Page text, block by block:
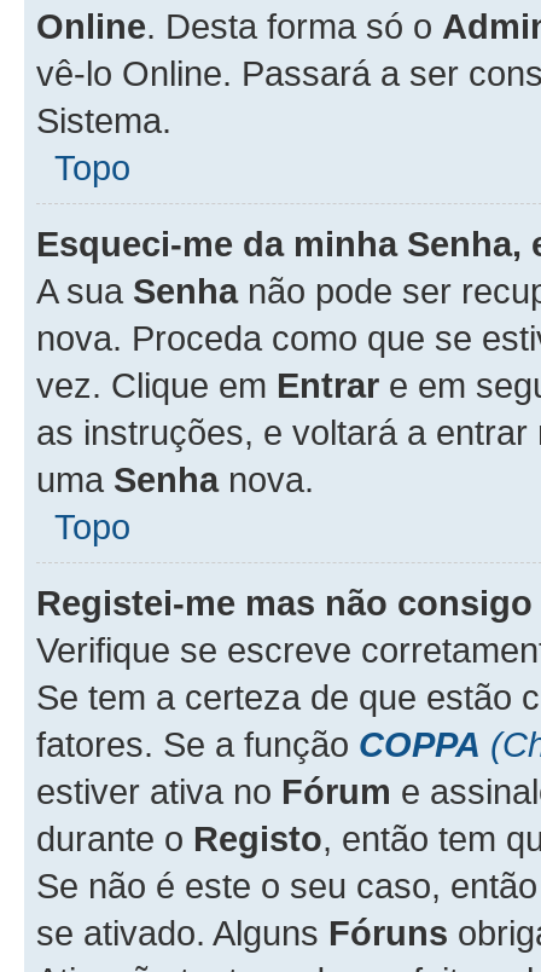
Online. Desta forma só o
vê-lo Online. Passará a ser
Sistema.
Topo
Esqueci-me da minha Senha,
A sua Senhanão pode ser
nova. Proceda como que se
vez. Clique em Entrar e em
as instruções, e voltará a
uma Senhanova.
Topo
Registei-me mas não
Verifique se escreve
Se tem a certeza de que estão
fatores. Se a função COPPA
estiver ativa no Fórum e
durante o Registo, então tem
Se não é este o seu caso,
se ativado. Alguns Fóruns